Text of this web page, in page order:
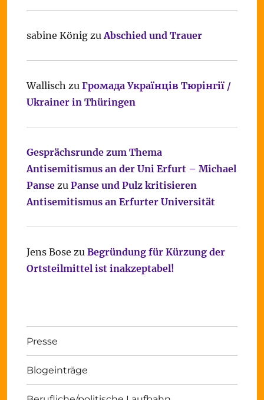
sabine KönigzuAbschied und Trauer
Wallisch zu Громада Українців Тюрінгії /
Ukrainer in Thüringen
Gesprächsrunde zum Thema
Antisemitismus an der Uni Erfurt – Michael
Pansezu Panse und Pulz kritisieren
Antisemitismus an Erfurter Universität
Jens Bose zu Begründung für Kürzung der
Ortsteilmittel ist inakzeptabel!
Presse
Blogeinträge